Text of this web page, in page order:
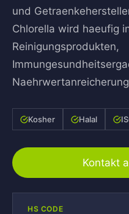
und
Chlorella wird haeufig
Reinigungsprodukten,
Kosher Halal
Kontakt
HS CODE